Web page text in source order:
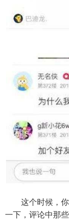
这个时候，你
一下，评论中那